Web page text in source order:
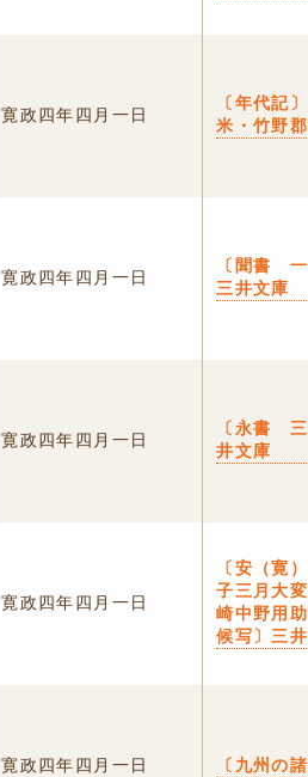
寛政四年四月一日
〔年代記
米・竹野郡
寛政四年四月一日
〔聞書
三井文庫
寛政四年四月一日
〔永書
井文庫
寛政四年四月一日
〔安（寛
子三月大
崎中野用
候写〕三
寛政四年四月一日 〔九州の